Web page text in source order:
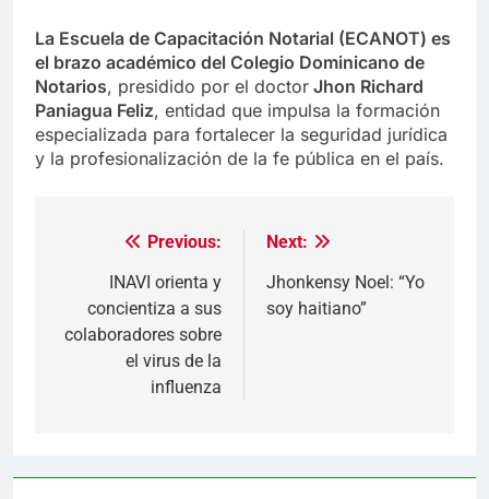
La Escuela de Capacitación Notarial (ECANOT) es
el brazo académico del Colegio Dominicano de
Notarios, presidido por el doctor Jhon Richard
Paniagua Feliz, entidad que impulsa la formación
especializada para fortalecer la seguridad jurídica
y la profesionalización de la fe pública en el país.
Navegación
entradas
Previous:
INAVI orienta y
concientiza a sus
colaboradores sobre
el virus de la
influenza
Next:
Jhonkensy Noel: “Yo
soy haitiano”